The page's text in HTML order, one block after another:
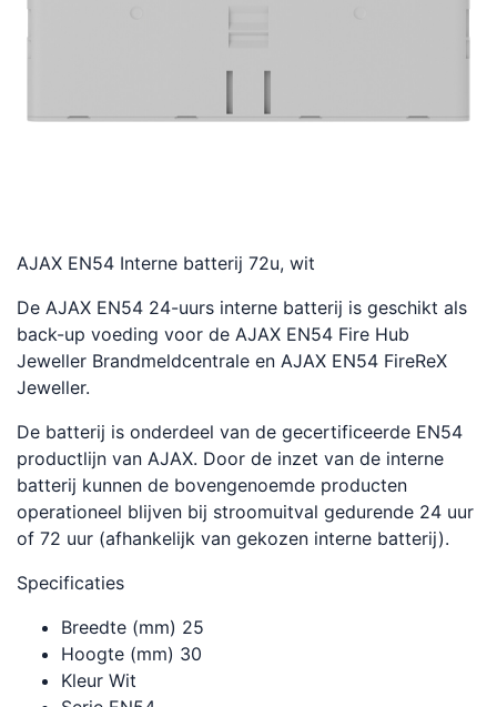
AJAX EN54 Interne batterij 72u, wit
De AJAX EN54 24-uurs interne batterij is geschikt als
back-up voeding voor de AJAX EN54 Fire Hub
Jeweller Brandmeldcentrale en AJAX EN54 FireReX
Jeweller.
De batterij is onderdeel van de gecertificeerde EN54
productlijn van AJAX. Door de inzet van de interne
batterij kunnen de bovengenoemde producten
operationeel blijven bij stroomuitval gedurende 24 uur
of 72 uur (afhankelijk van gekozen interne batterij).
Specificaties
Breedte (mm) 25
Hoogte (mm) 30
Kleur Wit